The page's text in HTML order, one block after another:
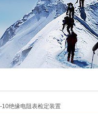
10绝缘电阻表检定装置